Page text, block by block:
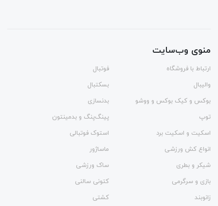
منوی وب‌سایت
ارتباط با فروشگاه
فوتبال
والیبال
بسکتبال
بوکس و کیک بوکس و ووشو
بدنسازی
توپ
پینگ‌پنگ و بدمينتون
اسکیت و اسکیت برد
استوک فوتبالی
انواع کش ورزشی
ماساژور
شیکر و بطری
ساک ورزشی
بازی و سرگرمی
کتونی سالنی
زانوبند
کشتی